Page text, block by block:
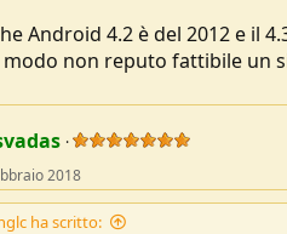
di identità (avete fatto caso che nei
dell'essere - almeno nelle
alle bici si poteva fare di
ma magari ha fatto la scelta di
Android 4.2 è del 2012 e il
modo non reputo fattibile un
2018
ha scritto: